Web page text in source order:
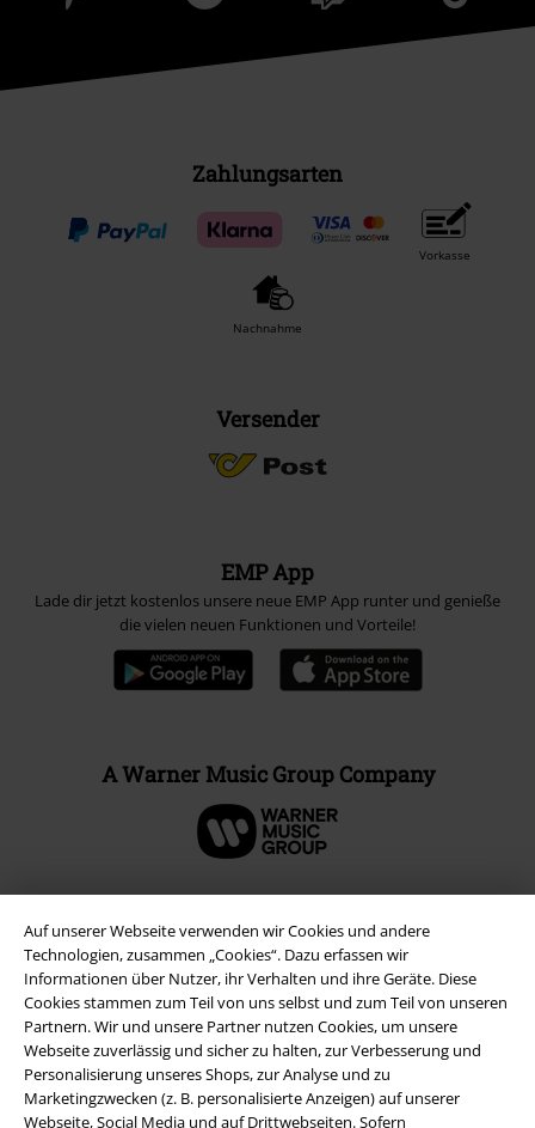
Auf unserer Webseite verwenden wir Cookies und andere
Technologien, zusammen „Cookies“. Dazu erfassen wir
Informationen über Nutzer, ihr Verhalten und ihre Geräte. Diese
Cookies stammen zum Teil von uns selbst und zum Teil von unseren
Partnern. Wir und unsere Partner nutzen Cookies, um unsere
Webseite zuverlässig und sicher zu halten, zur Verbesserung und
Personalisierung unseres Shops, zur Analyse und zu
Marketingzwecken (z. B. personalisierte Anzeigen) auf unserer
Webseite, Social Media und auf Drittwebseiten. Sofern
Zahlungsarten
Vorkasse
Nachnahme
Versender
EMP App
Lade dir jetzt kostenlos unsere neue EMP App runter und genieße
die vielen neuen Funktionen und Vorteile!
A Warner Music Group Company
Rechtliches